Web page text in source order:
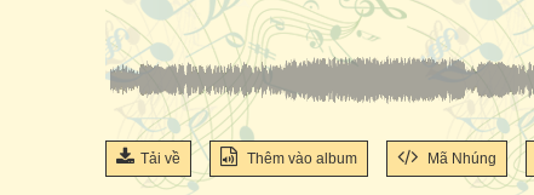
Tải về Thêm vào album Mã Nhúng